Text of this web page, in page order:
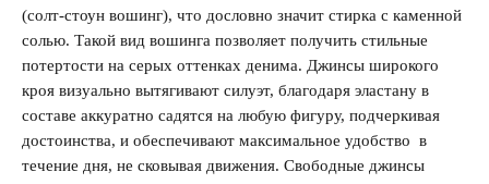
Забыли свой пароль?
(солт-стоун вошинг), что дословно значит стирка с каменной
солью. Такой вид вошинга позволяет получить стильные
потертости на серых оттенках денима. Джинсы широкого
кроя визуально вытягивают силуэт, благодаря эластану в
составе аккуратно садятся на любую фигуру, подчеркивая
достоинства, и обеспечивают максимальное удобство в
течение дня, не сковывая движения. Свободные джинсы